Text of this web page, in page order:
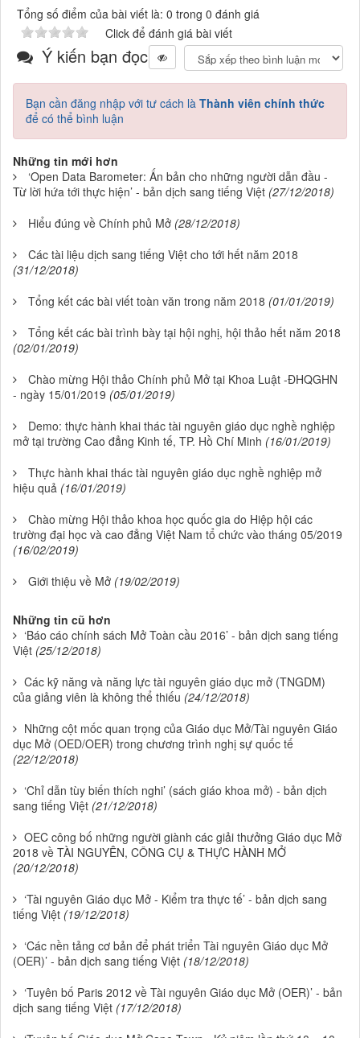
Tổng số điểm của bài viết là: 0 trong 0 đánh giá
Click để đánh giá bài viết
Ý kiến bạn đọc
Bạn cần đăng nhập với tư cách là Thành viên chính thức
để có thể bình luận
Những tin mới hơn
‘Open Data Barometer: Ấn bản cho những người dẫn đầu -
Từ lời hứa tới thực hiện’ - bản dịch sang tiếng Việt (27/12/2018)
Hiểu đúng về Chính phủ Mở (28/12/2018)
Các tài liệu dịch sang tiếng Việt cho tới hết năm 2018
(31/12/2018)
Tổng kết các bài viết toàn văn trong năm 2018 (01/01/2019)
Tổng kết các bài trình bày tại hội nghị, hội thảo hết năm 2018
(02/01/2019)
Chào mừng Hội thảo Chính phủ Mở tại Khoa Luật -ĐHQGHN
- ngày 15/01/2019 (05/01/2019)
Demo: thực hành khai thác tài nguyên giáo dục nghề nghiệp
mở tại trường Cao đẳng Kinh tế, TP. Hồ Chí Minh (16/01/2019)
Thực hành khai thác tài nguyên giáo dục nghề nghiệp mở
hiệu quả (16/01/2019)
Chào mừng Hội thảo khoa học quốc gia do Hiệp hội các
trường đại học và cao đẳng Việt Nam tổ chức vào tháng 05/2019
(16/02/2019)
Giới thiệu về Mở (19/02/2019)
Những tin cũ hơn
‘Báo cáo chính sách Mở Toàn cầu 2016’ - bản dịch sang tiếng
Việt (25/12/2018)
Các kỹ năng và năng lực tài nguyên giáo dục mở (TNGDM)
của giảng viên là không thể thiếu (24/12/2018)
Những cột mốc quan trọng của Giáo dục Mở/Tài nguyên Giáo
dục Mở (OED/OER) trong chương trình nghị sự quốc tế
(22/12/2018)
‘Chỉ dẫn tùy biến thích nghi’ (sách giáo khoa mở) - bản dịch
sang tiếng Việt (21/12/2018)
OEC công bố những người giành các giải thưởng Giáo dục Mở
2018 về TÀI NGUYÊN, CÔNG CỤ & THỰC HÀNH MỞ
(20/12/2018)
‘Tài nguyên Giáo dục Mở - Kiểm tra thực tế’ - bản dịch sang
tiếng Việt (19/12/2018)
‘Các nền tảng cơ bản để phát triển Tài nguyên Giáo dục Mở
(OER)’ - bản dịch sang tiếng Việt (18/12/2018)
‘Tuyên bố Paris 2012 về Tài nguyên Giáo dục Mở (OER)’ - bản
dịch sang tiếng Việt (17/12/2018)